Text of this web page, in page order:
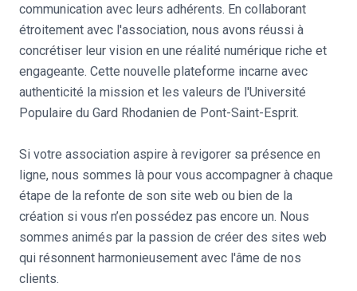
communication avec leurs adhérents. En collaborant
étroitement avec l'association, nous avons réussi à
concrétiser leur vision en une réalité numérique riche et
engageante. Cette nouvelle plateforme incarne avec
authenticité la mission et les valeurs de l'Université
Populaire du Gard Rhodanien de Pont-Saint-Esprit.
Si votre association aspire à revigorer sa présence en
ligne, nous sommes là pour vous accompagner à chaque
étape de la refonte de son site web ou bien de la
création si vous n’en possédez pas encore un. Nous
sommes animés par la passion de créer des sites web
qui résonnent harmonieusement avec l'âme de nos
clients.